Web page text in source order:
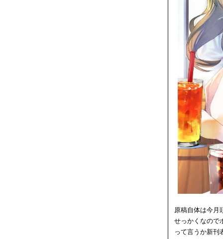
原稿自体は今月
せっかくなので
って言うか新刊